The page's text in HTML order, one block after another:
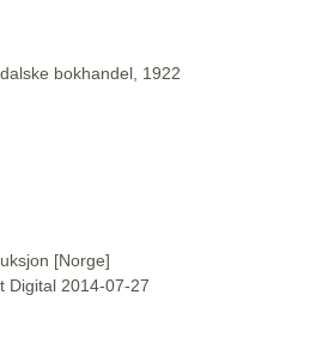
bokhandel, 1922
[Norge]
Digital 2014-07-27